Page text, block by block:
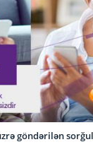
göndərilən